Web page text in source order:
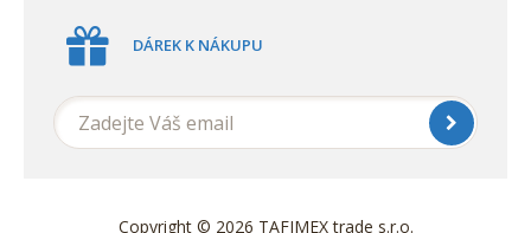
DÁREK K NÁKUPU
Copyright © 2026 TAFIMEX trade s.r.o.